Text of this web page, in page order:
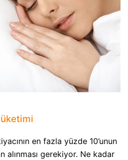
en fazla yüzde 10’unun
alınması gerekiyor. Ne kadar